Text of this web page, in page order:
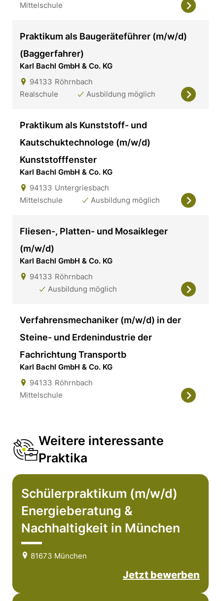
Mittelschule
Praktikum als Baugeräteführer (m/w/d)
(Baggerfahrer)
Karl Bachl GmbH & Co. KG
94133 Röhrnbach
Realschule
Ausbildung möglich
Praktikum als Kunststoff- und
Kautschuktechnologe (m/w/d)
Kunststofffenster
Karl Bachl GmbH & Co. KG
94133 Untergriesbach
Mittelschule
Ausbildung möglich
Fliesen-, Platten- und Mosaikleger
(m/w/d)
Karl Bachl GmbH & Co. KG
94133 Röhrnbach
Ausbildung möglich
Verfahrensmechaniker (m/w/d) in der
Steine- und Erdenindustrie der
Fachrichtung Transportb
Karl Bachl GmbH & Co. KG
94133 Röhrnbach
Mittelschule
Weitere interessante
Praktika
Schülerpraktikum (m/w/d)
Energieberatung &
Nachhaltigkeit in München
81673 München
Jetzt bewerben